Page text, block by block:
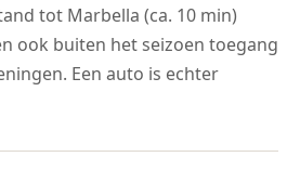
tot Marbella (ca. 10 min)
ook buiten het seizoen toegang
Een auto is echter